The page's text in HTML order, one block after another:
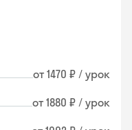
от 1470 ₽ / урок
от 1880 ₽ / урок